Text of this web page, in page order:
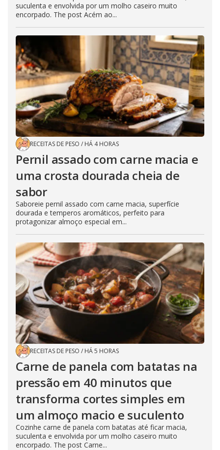
suculenta e envolvida por um molho caseiro muito
encorpado. The post Acém ao...
RECEITAS DE PESO / HÁ 4 HORAS
Pernil assado com carne macia e
uma crosta dourada cheia de
sabor
Saboreie pernil assado com carne macia, superfície
dourada e temperos aromáticos, perfeito para
protagonizar almoço especial em...
RECEITAS DE PESO / HÁ 5 HORAS
Carne de panela com batatas na
pressão em 40 minutos que
transforma cortes simples em
um almoço macio e suculento
Cozinhe carne de panela com batatas até ficar macia,
suculenta e envolvida por um molho caseiro muito
encorpado. The post Carne...